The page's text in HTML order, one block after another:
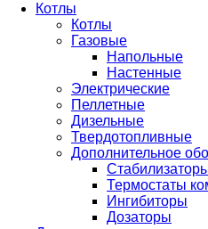
Котлы
Котлы
Газовые
Напольные
Настенные
Электрические
Пеллетные
Дизельные
Твердотопливные
Дополнительное
Термостаты
Ингибиторы
Дозаторы